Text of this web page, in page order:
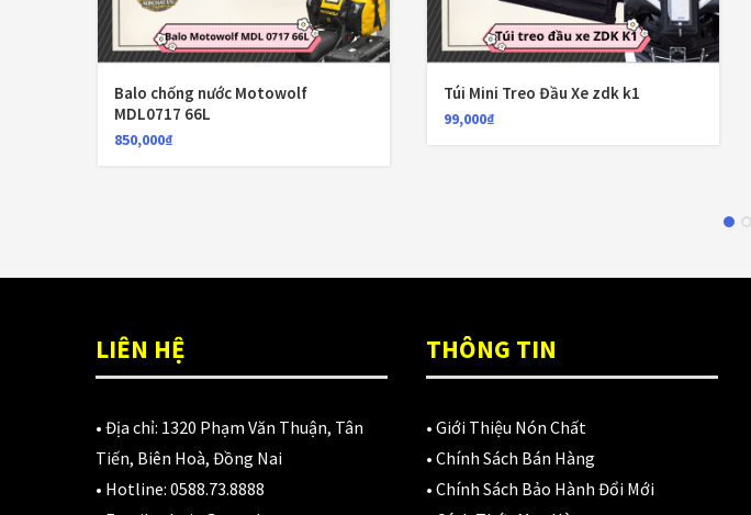
Balo chống nước Motowolf
MDL0717 66L
850,000₫
Túi Mini Treo Đầu Xe zdk k1
99,000₫
LIÊN HỆ
• Địa chỉ: 1320 Phạm Văn Thuận, Tân
Tiến, Biên Hoà, Đồng Nai
• Hotline: 0588.73.8888
THÔNG TIN
• Giới Thiệu Nón Chất
• Chính Sách Bán Hàng
• Chính Sách Bảo Hành Đổi Mới